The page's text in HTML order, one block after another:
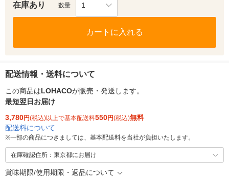
在庫あり 数量 1
カートに入れる
配送情報・送料について
この商品はLOHACOが販売・発送します。
最短翌日お届け
3,780円(税込)以上で基本配送料550円(税込)無料
配送料について
※一部の商品につきましては、基本配送料を当社が負担いたします。
在庫確認住所：東京都にお届け
賞味期限/使用期限・返品について